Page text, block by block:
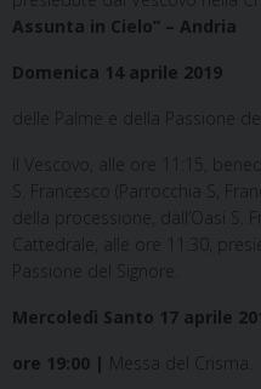
Assunta in Cielo” – Andria
Domenica 14 aprile 2019
delle Palme e della Passione del
Il Vescovo, alle ore 11:15,
S. Francesco (Parrocchia S,
della processione, dall’Oasi S.
Cattedrale, alle ore 11:30,
Passione del Signore.
Mercoledì Santo 17 aprile
ore 19:00 | Messa del Crisma.